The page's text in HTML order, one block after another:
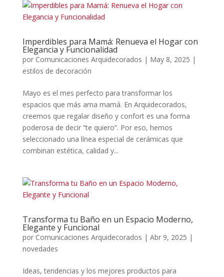
Imperdibles para Mamá: Renueva el Hogar con
Elegancia y Funcionalidad
por Comunicaciones Arquidecorados | May 8, 2025 |
estilos de decoración
Mayo es el mes perfecto para transformar los
espacios que más ama mamá. En Arquidecorados,
creemos que regalar diseño y confort es una forma
poderosa de decir “te quiero”. Por eso, hemos
seleccionado una línea especial de cerámicas que
combinan estética, calidad y...
Transforma tu Baño en un Espacio Moderno,
Elegante y Funcional
por Comunicaciones Arquidecorados | Abr 9, 2025 |
novedades
Ideas, tendencias y los mejores productos para